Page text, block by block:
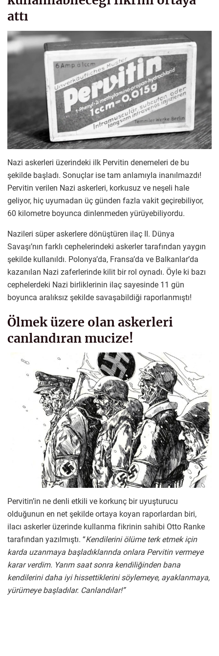
attı
Nazi askerleri üzerindeki ilk Pervitin denemeleri de bu
şekilde başladı. Sonuçlar ise tam anlamıyla inanılmazdı!
Pervitin verilen Nazi askerleri, korkusuz ve neşeli hale
geliyor, hiç uyumadan üç günden fazla vakit geçirebiliyor,
60 kilometre boyunca dinlenmeden yürüyebiliyordu.
Nazileri süper askerlere dönüştüren ilaç II. Dünya
Savaşı’nın farklı cephelerindeki askerler tarafından yaygın
şekilde kullanıldı. Polonya’da, Fransa’da ve Balkanlar’da
kazanılan Nazi zaferlerinde kilit bir rol oynadı. Öyle ki bazı
cephelerdeki Nazi birliklerinin ilaç sayesinde 11 gün
boyunca aralıksız şekilde savaşabildiği raporlanmıştı!
Ölmek üzere olan askerleri
canlandıran mucize!
Pervitin’in ne denli etkili ve korkunç bir uyuşturucu
olduğunun en net şekilde ortaya koyan raporlardan biri,
ilacı askerler üzerinde kullanma fikrinin sahibi Otto Ranke
tarafından yazılmıştı. “Kendilerini ölüme terk etmek için
karda uzanmaya başladıklarında onlara Pervitin vermeye
karar verdim. Yarım saat sonra kendiliğinden bana
kendilerini daha iyi hissettiklerini söylemeye, ayaklanmaya,
yürümeye başladılar. Canlandılar!”